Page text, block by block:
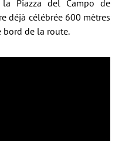
Piazza del Campo de
déjà célébrée 600 mètres
bord de la route.